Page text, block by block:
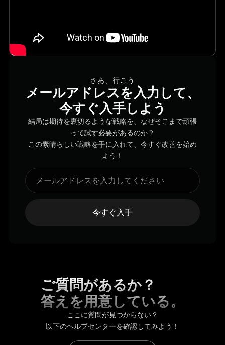
さあ、行こう
メールアドレスを入力して、
今すぐ入手しよう
結局は期待を裏切るような戦略を、なぜそこまで頑張
って試す必要があるのか？
この素晴らしい戦略を手に入れて、今すぐ改善を始め
よう！
今すぐ入手
ご質問があるか？
答えを用意している。
ここに質問が見つからない？
以下のヘルプセンターを確認してみよう！